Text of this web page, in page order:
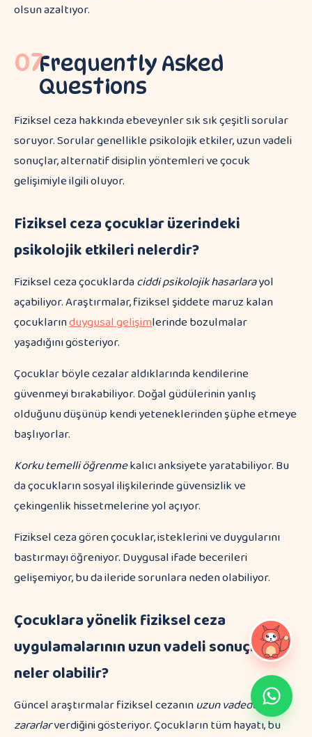
olsun azaltıyor.
07Frequently Asked
Questions
Fiziksel ceza hakkında ebeveynler sık sık çeşitli sorular
soruyor. Sorular genellikle psikolojik etkiler, uzun vadeli
sonuçlar, alternatif disiplin yöntemleri ve çocuk
gelişimiyle ilgili oluyor.
Fiziksel ceza çocuklar üzerindeki
psikolojik etkileri nelerdir?
Fiziksel ceza çocuklardaciddi psikolojik hasarlarayol
açabiliyor. Araştırmalar, fiziksel şiddete maruz kalan
çocuklarınduygusal gelişimlerinde bozulmalar
yaşadığını gösteriyor.
Çocuklar böyle cezalar aldıklarında kendilerine
güvenmeyi bırakabiliyor. Doğal güdülerinin yanlış
olduğunu düşünüp kendi yeteneklerinden şüphe etmeye
başlıyorlar.
Korku temelli öğrenmekalıcı anksiyete yaratabiliyor. Bu
da çocukların sosyal ilişkilerinde güvensizlik ve
çekingenlik hissetmelerine yol açıyor.
Fiziksel ceza gören çocuklar, isteklerini ve duygularını
bastırmayı öğreniyor. Duygusal ifade becerileri
gelişemiyor, bu da ileride sorunlara neden olabiliyor.
Çocuklara yönelik fiziksel ceza
uygulamalarının uzun vadeli sonuçları
neler olabilir?
Güncel araştırmalar fiziksel cezanınuzun vadede ciddi
zararlarverdiğini gösteriyor. Çocukların tüm hayatı, bu